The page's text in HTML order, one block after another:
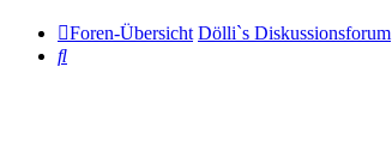
Foren-Übersicht Dölli`s Diskussionsforum
Suche